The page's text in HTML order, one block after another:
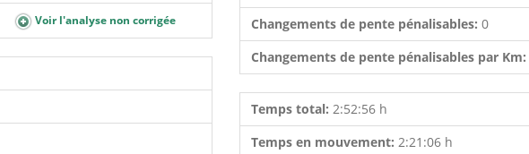
Voir l'analyse non corrigée
Changements de pente pénalisables: 0
Changements de pente pénalisables par Km:
Temps total: 2:52:56 h
Temps en mouvement: 2:21:06 h